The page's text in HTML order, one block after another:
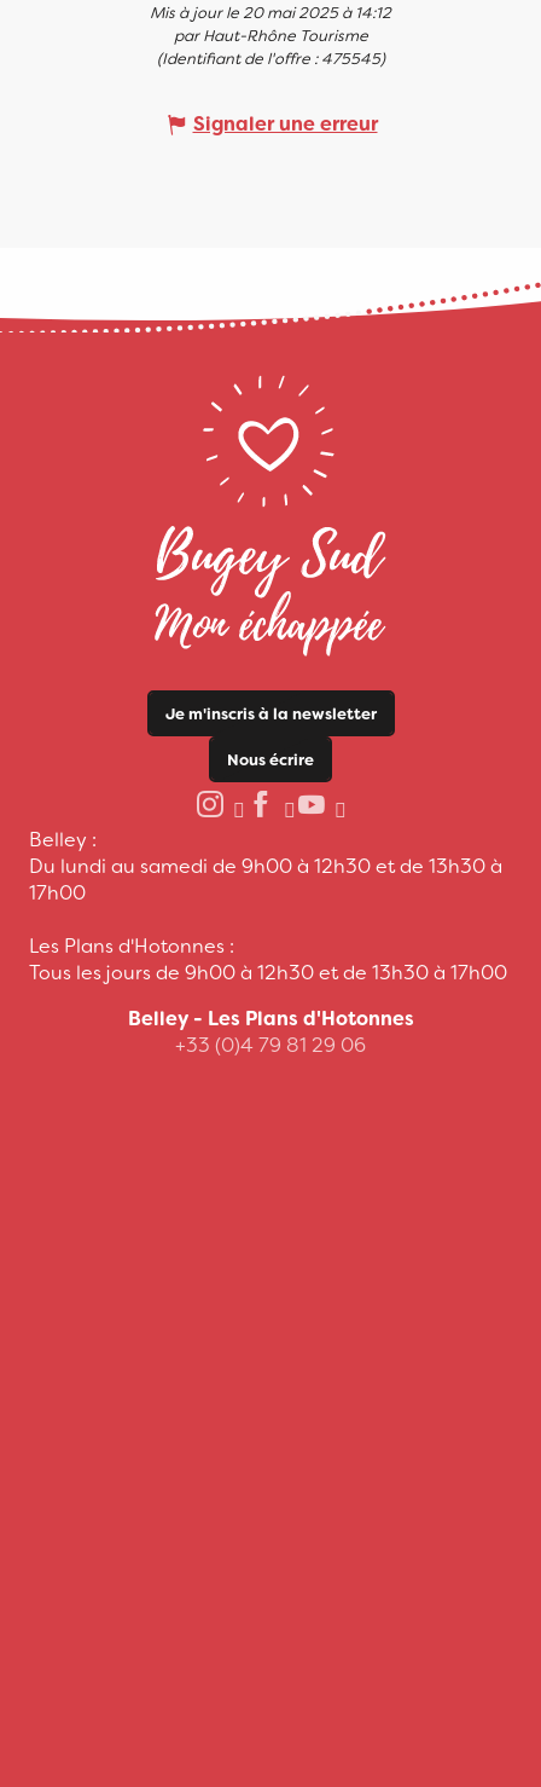
Mis à jour le 20 mai 2025 à 14:12
par Haut-Rhône Tourisme
(Identifiant de l'offre :475545)
Signaler une erreur
Je m'inscris à la newsletter
Nous écrire
Belley :
Du lundi au samedi de 9h00 à 12h30 et de 13h30 à
17h00
Les Plans d'Hotonnes :
Tous les jours de 9h00 à 12h30 et de 13h30 à 17h00
Belley - Les Plans d'Hotonnes
+33 (0)4 79 81 29 06